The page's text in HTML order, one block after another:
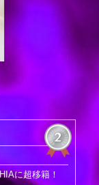
に超移籍！